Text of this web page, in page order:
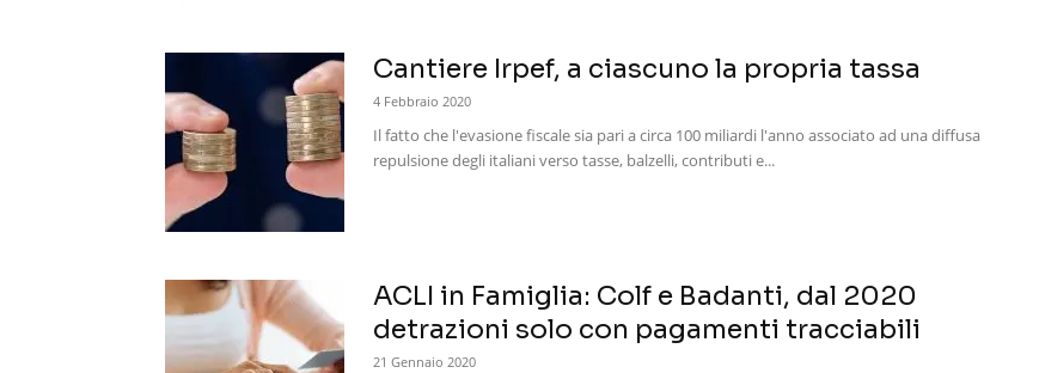
Cantiere Irpef, a ciascuno la propria tassa
4 Febbraio 2020
Il fatto che l'evasione fiscale sia pari a circa 100 miliardi l'anno associato ad una diffusa
repulsione degli italiani verso tasse, balzelli, contributi e...
ACLI in Famiglia: Colf e Badanti, dal 2020
detrazioni solo con pagamenti tracciabili
21 Gennaio 2020